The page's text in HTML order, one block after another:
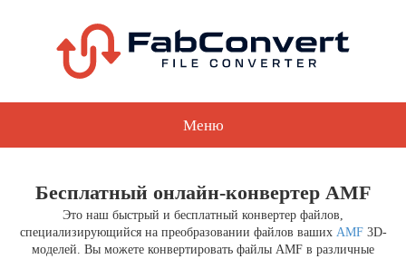
Меню
Бесплатный онлайн-конвертер AMF
Это наш быстрый и бесплатный конвертер файлов,
специализирующийся на преобразовании файлов ваших AMF3D-
моделей. Вы можете конвертировать файлы AMF в различные